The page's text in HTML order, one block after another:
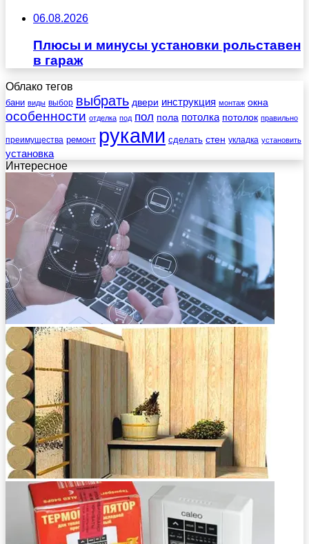
06.08.2026
Плюсы и минусы установки рольставен
в гараж
Облако тегов
бани виды выбор выбрать двери инструкция монтаж окна
особенности отделка под пол пола потолка потолок правильно
преимущества ремонт руками сделать стен укладка установить
установка
Интересное